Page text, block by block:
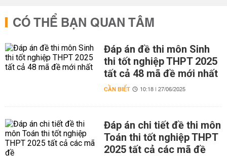
CÓ THỂ BẠN QUAN TÂM
Đáp án đề thi môn Sinh
thi tốt nghiệp THPT 2025
tất cả 48 mã đề mới nhất
CẦN BIẾT 10:18 | 27/06/2025
Đáp án chi tiết đề thi môn
Toán thi tốt nghiệp THPT
2025 tất cả các mã đề